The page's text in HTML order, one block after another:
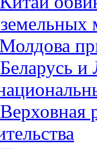
Молдова
Беларусь
Верховная